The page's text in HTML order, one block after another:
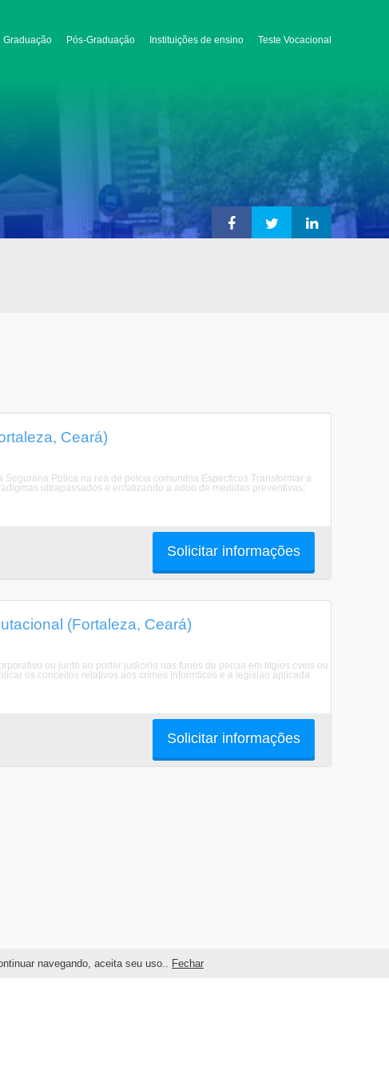
navegando, aceita seu uso.. Fechar
Graduação Pós-Graduação Instituições de ensino Teste Vocacional
Ceará)
Pblica na rea de polcia comunitria.Especficos Transformar a
ultrapassados e enfatizando a adoo de medidas preventivas;
Solicitar informações
(Fortaleza, Ceará)
ou junto ao poder judicirio nas funes de percia em litgios cveis ou
os conceitos relativos aos crimes informticos e a legislao aplicada
Solicitar informações